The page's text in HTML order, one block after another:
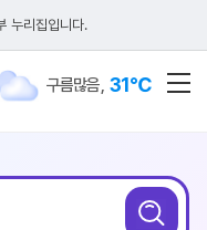
누리집입니다.
구름많음, 31℃
색
검